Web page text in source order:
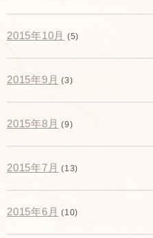
2015年10月 (5)
2015年9月 (3)
2015年8月 (9)
2015年7月 (13)
2015年6月 (10)